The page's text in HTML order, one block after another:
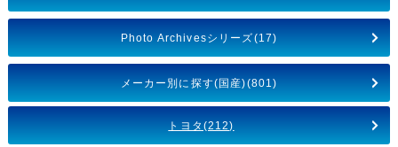
Photo Archivesシリーズ(17)
メーカー別に探す(国産)(801)
トヨタ(212)